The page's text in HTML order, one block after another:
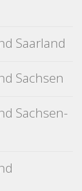
Saarland
Sachsen
Sachsen-